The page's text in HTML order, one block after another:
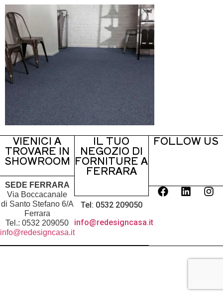
VIENICI A
TROVARE IN
SHOWROOM
SEDE FERRARA
Via Boccacanale
di Santo Stefano 6/A
Ferrara
Tel.: 0532 209050
info@redesigncasa.it
IL TUO
NEGOZIO DI
FORNITURE A
FERRARA
Tel: 0532 209050
info@redesigncasa.it
FOLLOW US